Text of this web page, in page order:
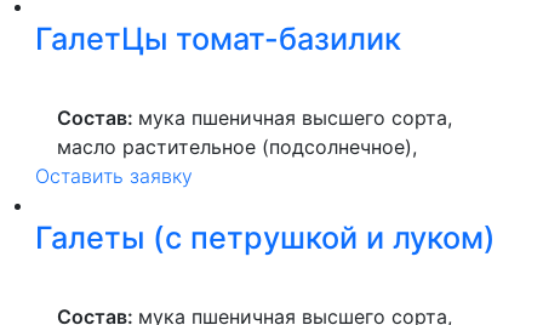
использованием мезофильных
препарат животного происхождения СГ-50,
пищевой соли, уплотнителя: хлорида
кальция (Е509), ферментный препарат
чеснок, соль.
ГалетЦы томат-базилик
Состав: мука пшеничная высшего сорта,
масло растительное (подсолнечное),
продукты яичные, томатная паста
базилик.
Оставить заявку
Галеты (с петрушкой и луком)
Состав: мука пшеничная высшего сорта,